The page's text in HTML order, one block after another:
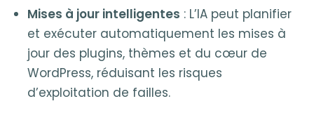
Mises à jour intelligentes : L’IA peut planifier
et exécuter automatiquement les mises à
jour des plugins, thèmes et du cœur de
WordPress, réduisant les risques
d’exploitation de failles.